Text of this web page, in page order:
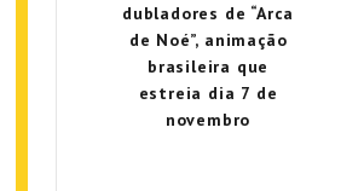
dubladores de “Arca
de Noé”, animação
brasileira que
estreia dia 7 de
novembro